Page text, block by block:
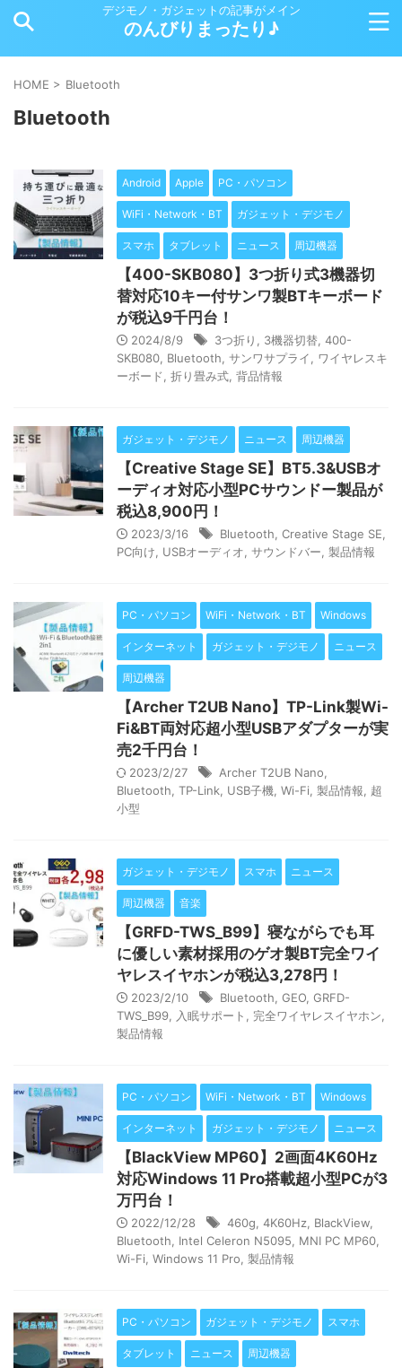
デジモノ・ガジェットの記事がメイン
のんびりまったり♪
HOME > Bluetooth
Bluetooth
Android Apple PC・パソコン
WiFi・Network・BT ガジェット・デジモノ
スマホ タブレット ニュース 周辺機器
【400-SKB080】3つ折り式3機器切
替対応10キー付サンワ製BTキーボード
が税込9千円台！
2024/8/9 3つ折り 3機器切替 400-
SKB080 Bluetooth サンワサプライ
ワイヤレスキ
ーボード
折り畳み式 背品情報
ガジェット・デジモノ ニュース 周辺機器
【Creative Stage SE】BT5.3&USBオ
ーディオ対応小型PCサウンドー製品が
税込8,900円！
2023/3/16 Bluetooth Creative Stage SE
PC向け
USBオーディオ サウンドバー 製品情報
PC・パソコン WiFi・Network・BT Windows
インターネット ガジェット・デジモノ ニュース
周辺機器
【Archer T2UB Nano】TP-Link製Wi-
Fi&BT両対応超小型USBアダプターが実
売2千円台！
2023/2/27 Archer T2UB Nano
Bluetooth TP-Link USB子機 Wi-Fi 製品情報
超
小型
ガジェット・デジモノ スマホ ニュース
周辺機器 音楽
【GRFD-TWS_B99】寝ながらでも耳
に優しい素材採用のゲオ製BT完全ワイ
ヤレスイヤホンが税込3,278円！
2023/2/10 Bluetooth GEO GRFD-
TWS_B99
入眠サポート 完全ワイヤレスイヤホン
製品情報
PC・パソコン WiFi・Network・BT Windows
インターネット ガジェット・デジモノ ニュース
【BlackView MP60】2画面4K60Hz
対応Windows 11 Pro搭載超小型PCが3
万円台！
2022/12/28 460g 4K60Hz BlackView
Bluetooth
Intel Celeron N5095 MNI PC MP60
Wi-Fi Windows 11 Pro 製品情報
PC・パソコン ガジェット・デジモノ スマホ
タブレット ニュース 周辺機器